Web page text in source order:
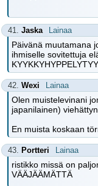
41. Jaska Lainaa
Päivänä muutamana
ihmiselle sovitettuja
42. Wexi Lainaa
Olen muistelevinani
japanilainen)
En muista koskaan
43. Portteri Lainaa
ristikko missä on
VÄÄJÄÄMÄTTÄ